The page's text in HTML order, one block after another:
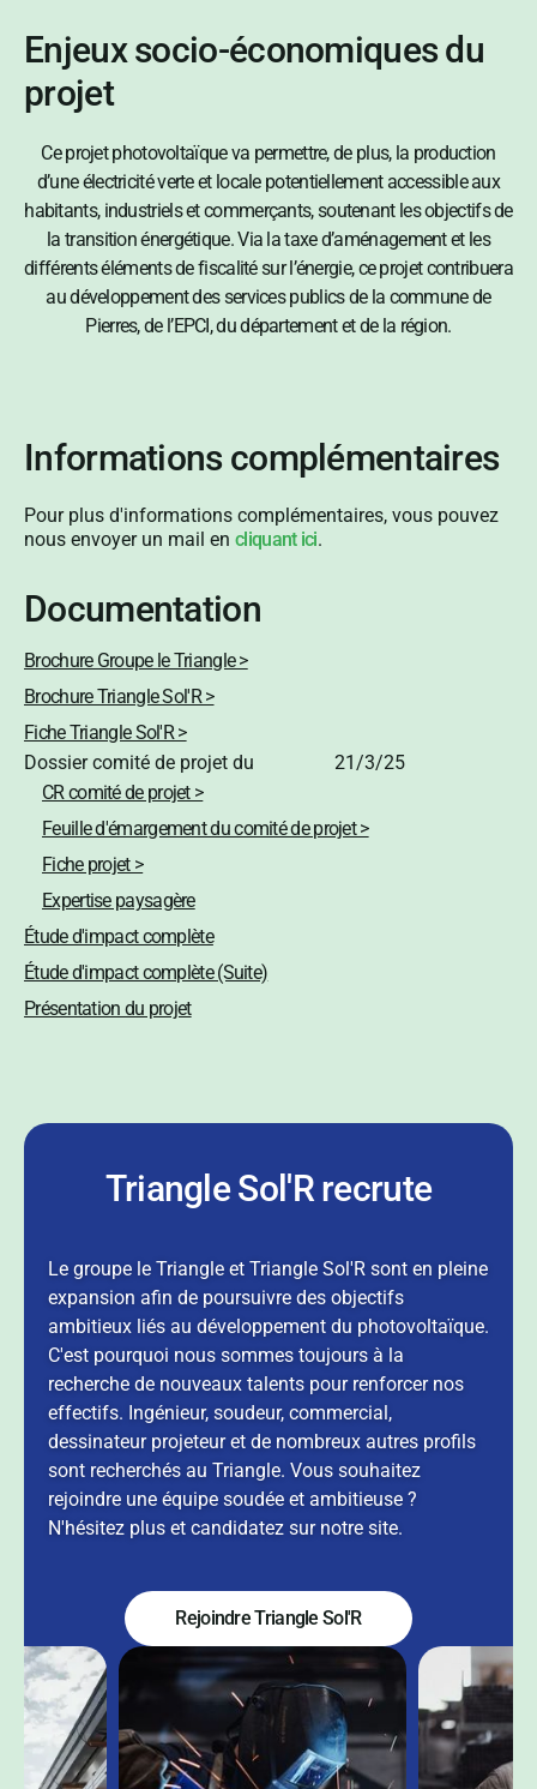
Enjeux socio-économiques du
projet
Ce projet photovoltaïque va permettre, de plus, la production
d’une électricité verte et locale potentiellement accessible aux
habitants, industriels et commerçants, soutenant les objectifs de
la transition énergétique. Via la taxe d’aménagement et les
différents éléments de fiscalité sur l’énergie, ce projet contribuera
au développement des services publics de la commune de
Pierres, de l’EPCI, du département et de la région.
Informations complémentaires
Pour plus d'informations complémentaires, vous pouvez
nous envoyer un mail en cliquant ici.
Documentation
Brochure Groupe le Triangle >
Brochure Triangle Sol'R >
Fiche Triangle Sol'R >
Dossier comité de projet du
21/3/25
CR comité de projet >
Feuille d'émargement du comité de projet >
Fiche projet >
Expertise paysagère
Étude d'impact complète
Étude d'impact complète (Suite)
Présentation du projet
Triangle Sol'R recrute
Le groupe le Triangle et Triangle Sol'R sont en pleine
expansion afin de poursuivre des objectifs
ambitieux liés au développement du photovoltaïque.
C'est pourquoi nous sommes toujours à la
recherche de nouveaux talents pour renforcer nos
effectifs. Ingénieur, soudeur, commercial,
dessinateur projeteur et de nombreux autres profils
sont recherchés au Triangle. Vous souhaitez
rejoindre une équipe soudée et ambitieuse ?
N'hésitez plus et candidatez sur notre site.
Rejoindre Triangle Sol'R